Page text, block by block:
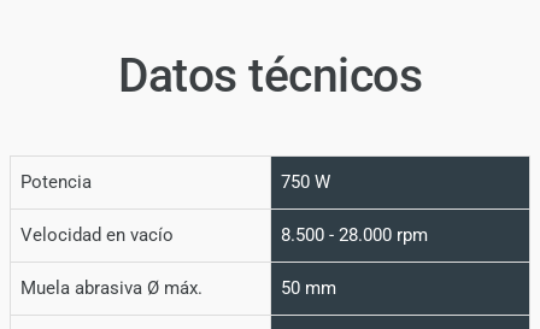
Datos técnicos
Potencia 750 W
Velocidad en vacío 8.500 - 28.000 rpm
Muela abrasiva Ø máx. 50 mm